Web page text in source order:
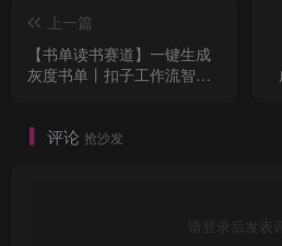
上一篇
【书单读书赛道】一键生成
灰度书单丨扣子工作流智能
评论 抢沙发
请登录后发表